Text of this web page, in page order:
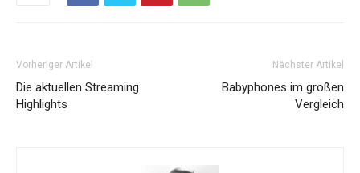
Vorheriger Artikel
Die aktuellen Streaming
Highlights
Nächster Artikel
Babyphones im großen
Vergleich